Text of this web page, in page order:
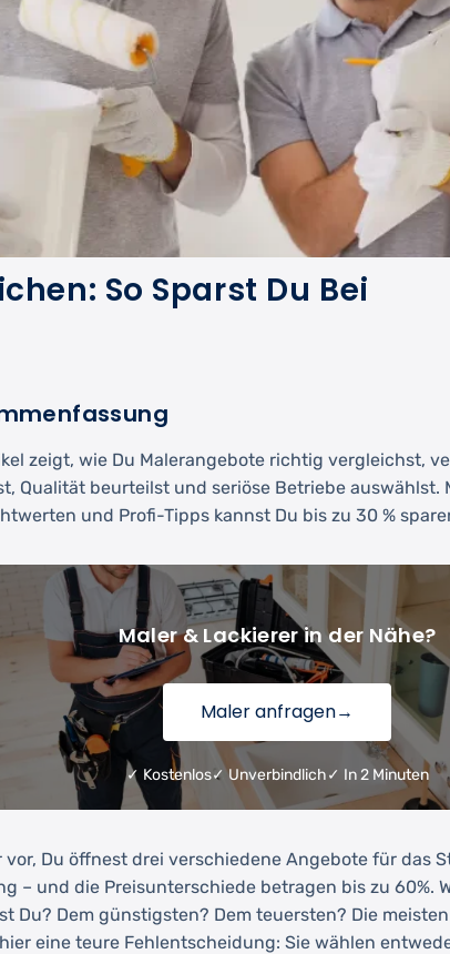
So Sparst Du Bei
zeigt, wie Du Malerangebote richtig vergleichst,
Qualität beurteilst und seriöse Betriebe auswählst.
und Profi-Tipps kannst Du bis zu 30 %
Maler & Lackierer in der Nähe?
Maler anfragen→
✓ Kostenlos✓ Unverbindlich✓ In 2 Minuten
vor, Du öffnest drei verschiedene Angebote für das
– und die Preisunterschiede betragen bis zu 60%.
Du? Dem günstigsten? Dem teuersten? Die
eine teure Fehlentscheidung: Sie wählen